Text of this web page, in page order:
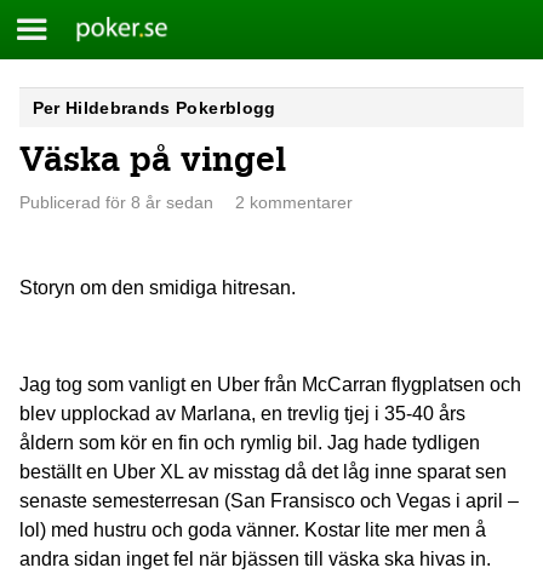
Skip
content
Meny
Poker.se
Per Hildebrands Pokerblogg
Väska på vingel
Publicerad för 8 år sedan 2 kommentarer
Storyn om den smidiga hitresan.
Jag tog som vanligt en Uber från McCarran flygplatsen och
blev upplockad av Marlana, en trevlig tjej i 35-40 års
åldern som kör en fin och rymlig bil. Jag hade tydligen
beställt en Uber XL av misstag då det låg inne sparat sen
senaste semesterresan (San Fransisco och Vegas i april –
lol) med hustru och goda vänner. Kostar lite mer men å
andra sidan inget fel när bjässen till väska ska hivas in.